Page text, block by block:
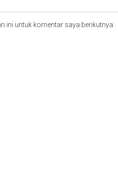
ini untuk komentar saya berikutnya.